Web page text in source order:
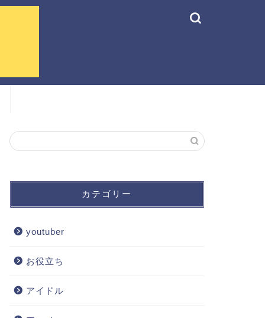
カテゴリー
youtuber
お役立ち
アイドル